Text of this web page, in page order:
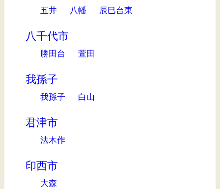
五井 八幡 辰巳台東
八千代市
勝田台 萱田
我孫子
我孫子 白山
君津市
法木作
印西市
大森